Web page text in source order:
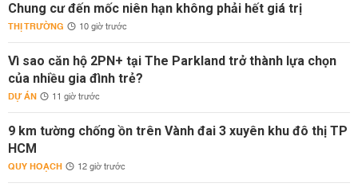
Chung cư đến mốc niên hạn không phải hết giá trị
THỊ TRƯỜNG 10 giờ trước
Vì sao căn hộ 2PN+ tại The Parkland trở thành lựa chọn
của nhiều gia đình trẻ?
DỰ ÁN 11 giờ trước
9 km tường chống ồn trên Vành đai 3 xuyên khu đô thị TP
HCM
QUY HOẠCH 12 giờ trước